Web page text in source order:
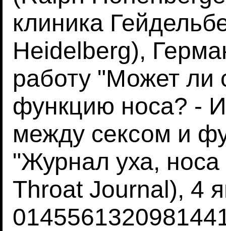
клиника
Heidelberg),
работу "Может ли
функцию носа? -
между сексом и
"Журнал уха, носа
Throat Journal), 4